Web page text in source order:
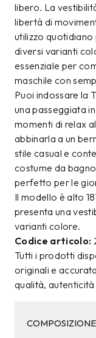
libero. La
libertà di
utilizzo
diversi varianti
essenziale per
maschile con
Puoi indossare la
una passeggiata
momenti di relax
abbinarla a un
stile casual e
costume da
perfetto per le
Il modello è alto
presenta una
varianti colore.
Codice articolo:
Tutti i prodotti
originali e
qualità, autenticità